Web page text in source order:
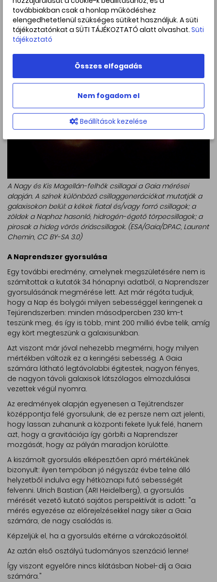
Sőt, a két felhőt összekötő híd csillagairól is ki lehetett
mutatni, hogy a Kis Magellán-felhő felől áramlanak át a
Nagyra. Ezek az új Gaia adatok is bőséges munkával
szolgáltatnak most a galaxisokat számítógépekkel
A Nagy és Kis Magellán-felhők csillagai a Gaia mérései
alapján. A színek különböző csillaggenerációkat mutatják a
galaxisokon belül: a kékek fiatal és/vagy forró csillagok; a
zöldek a Naphoz hasonló, hidrogén-égető törpecsillagok; a
pirosak a hideg vörös óriáscsillagok. (ESA/Gaia/DPAC, Laurent
Chemin, CC BY-SA 3.0)
A Naprendszer gyorsulása
Egy további eredmény, amelynek megszületésére nem is
számítottak a kutatók 34 hónapnyi adatból, a Naprendszer
gyorsulásának megmérése lett. Azt már régóta tudjuk,
hogy a Nap és bolygói milyen sebességgel keringenek a
Tejúrendszerben: minden másodpercben 230 km-t
teszünk meg, és így is több, mint 200 millió évbe telik, amíg
egy kört megteszünk a galaxisunkban.
Azt viszont már jóval nehezebb megmérni, hogy milyen
mértékben változik ez a keringési sebesség. A Gaia
számára látható legtávolabbi égitestek, nagyon fényes,
de nagyon távoli galaxisok látszólagos elmozdulásai
vezettek végül nyomra.
Az eredmények alapján egyenesen a Tejútrendszer
középpontja felé gyorsulunk, de ez persze nem azt jelenti,
hogy lassan zuhanunk a központi fekete lyuk felé, hanem
azt, hogy a gravitációja így görbíti a Naprendszer
mozgását, hogy az pályán maradjon körülötte.
A kiszámolt gyorsulás elképesztően apró mértékűnek
bizonyult: ilyen tempóban jó négyszáz évbe telne álló
helyzetből indulva egy hétköznapi futó sebességét
felvenni. Ulrich Bastian (ARI Heidelberg), a gyorsulás
mérését vezető kutató sajátos perspektívát is adott: "a
mérés egyezése az előrejelzésekkel nagy siker a Gaia
számára, de nagy csalódás is.
Képzeljük el, ha a gyorsulás eltérne a várakozásoktól.
Az aztán első osztályú tudományos szenzáció lenne!
Így viszont egyelőre nincs kilátásban Nobel-díj a Gaia
számára."
továbbiakban csak a honlap működéshez
elengedhetetlenül szükséges sütiket használjuk. A süti
tájékoztatónkat a SÜTI TÁJÉKOZTATÓ alatt olvashat. Süti
tájékoztató
Összes elfogadás
Nem fogadom el
Beállítások kezelése